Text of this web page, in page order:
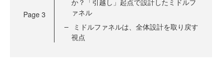
Page 3
か？「引越し」起点で設計したミドルフ
ァネル
ミドルファネルは、全体設計を取り戻す
視点